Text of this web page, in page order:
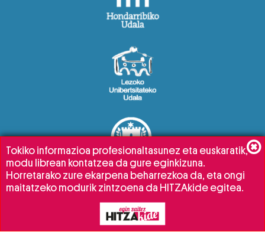
Tokiko informazioa profesionaltasunez eta euskaratik,
modu librean kontatzea da gure eginkizuna.
Horretarako zure ekarpena beharrezkoa da, eta ongi
maitatzeko modurik zintzoena da HITZAkide egitea.